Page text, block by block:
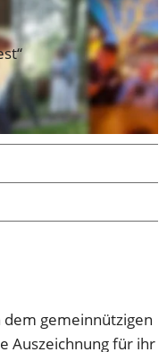
gemeinnützigen
Auszeichnung für ihr